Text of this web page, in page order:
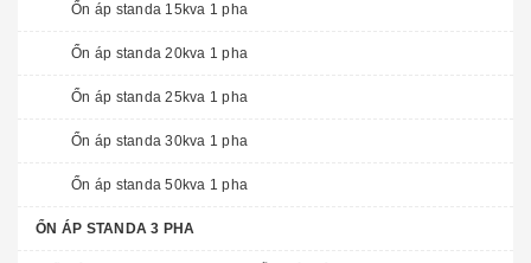
Ổn áp standa 15kva 1 pha
Ổn áp standa 20kva 1 pha
Ổn áp standa 25kva 1 pha
Ổn áp standa 30kva 1 pha
Ổn áp standa 50kva 1 pha
ỔN ÁP STANDA 3 PHA